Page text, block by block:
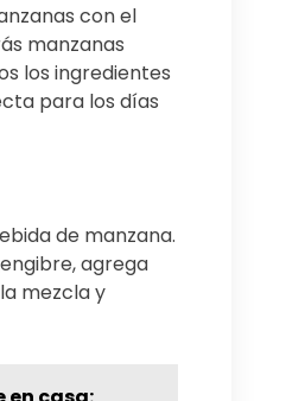
con el
manzanas
los ingredientes
para los días
de manzana.
agrega
mezcla y